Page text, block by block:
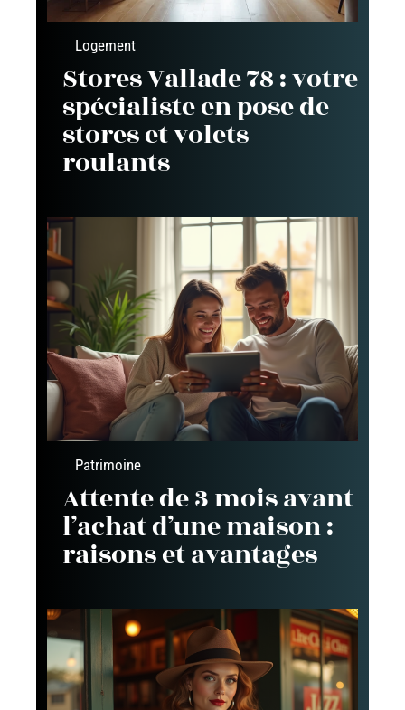
Logement
Stores Vallade 78 : votre
spécialiste en pose de
stores et volets
roulants
Patrimoine
Attente de 3 mois avant
l’achat d’une maison :
raisons et avantages